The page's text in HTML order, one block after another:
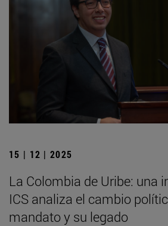
15 | 12 | 2025
La Colombia de Uribe: una
ICS analiza el cambio
mandato y su legado